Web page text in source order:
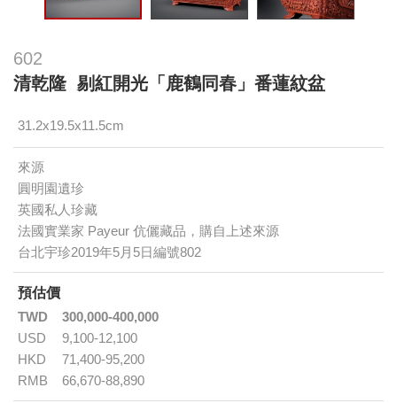
602
清乾隆 剔紅開光「鹿鶴同春」番蓮紋盆
31.2x19.5x11.5cm
來源
圓明園遺珍
英國私人珍藏
法國實業家 Payeur 伉儷藏品，購自上述來源
台北宇珍2019年5月5日編號802
預估價
TWD
300,000-400,000
USD
9,100-12,100
HKD
71,400-95,200
RMB
66,670-88,890